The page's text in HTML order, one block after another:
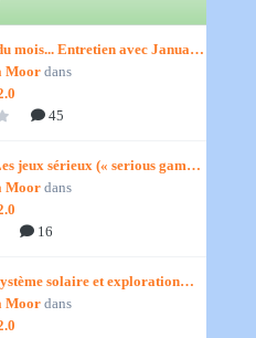
mois... Entretien avec January,
Moordans
45
jeux sérieux (« serious games
Moordans
16
solaire et exploration
Jedino
Moordans